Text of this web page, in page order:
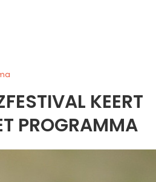
KEERT
PROGRAMMA